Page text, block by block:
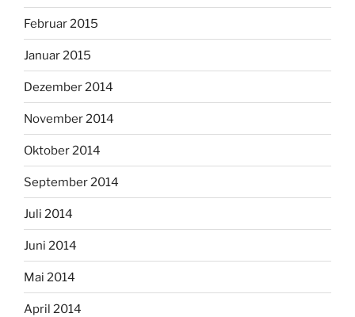
Februar 2015
Januar 2015
Dezember 2014
November 2014
Oktober 2014
September 2014
Juli 2014
Juni 2014
Mai 2014
April 2014